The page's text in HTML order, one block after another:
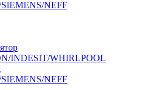
NEFF
INDESIT/WHIRLPOOL
NEFF